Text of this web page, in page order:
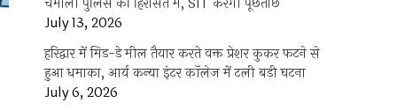
July 13, 2026
हरिद्वार में मिड-डे मील तैयार करते वक्त प्रेशर कुकर फटने से
हुआ धमाका, आर्य कन्या इंटर कॉलेज में टली बड़ी घटना
July 6, 2026